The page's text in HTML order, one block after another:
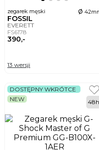
zegarek męski ø
FOSSIL
EVERETT
FS6178
390,-
13 wersji
DOSTĘPNY WKRÓTCE
NEW
48h